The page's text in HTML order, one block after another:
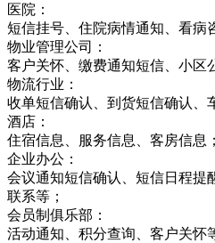
医院：
短信挂号、住院病情通知、看病
物业管理公司：
客户关怀、缴费通知短信、小区
物流行业：
收单短信确认、到货短信确认、
酒店：
住宿信息、服务信息、客房信息；
企业办公：
会议通知短信确认、短信日程提
联系等；
会员制俱乐部：
活动通知、积分查询、客户关怀